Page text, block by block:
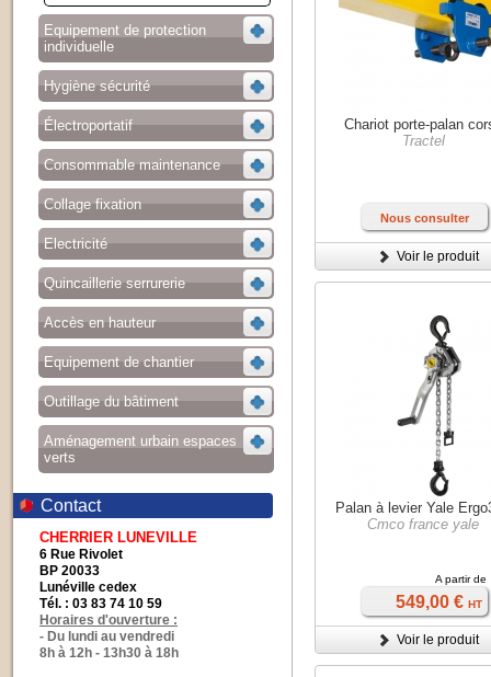
Equipement de protection
individuelle
Hygiène sécurité
Électroportatif
Consommable maintenance
Collage fixation
Electricité
Quincaillerie serrurerie
Accès en hauteur
Equipement de chantier
Outillage du bâtiment
Aménagement urbain espaces
verts
Contact
CHERRIER LUNEVILLE
6 Rue Rivolet
BP 20033
Lunéville cedex
Tél. : 03 83 74 10 59
Horaires d'ouverture :
- Du lundi au vendredi
8h à 12h - 13h30 à 18h
Chariot porte-palan
Tractel
Nous consulter
Voir le produit
Palan à levier Yale
Cmco france yale
A partir de
549,00 € HT
Voir le produit